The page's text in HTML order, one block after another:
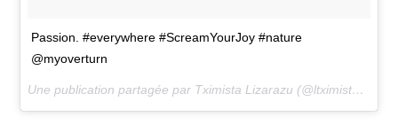
Passion. #everywhere #ScreamYourJoy #nature
@myoverturn
Une publication partagée par Tximista Lizarazu (@ltximista) le